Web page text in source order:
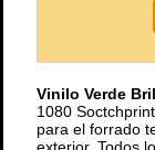
Vinilo Verde
1080
para el forrado